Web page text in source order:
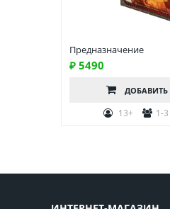
Предназначение
₽ 5490
ДОБАВИТЬ
13+ 1-3